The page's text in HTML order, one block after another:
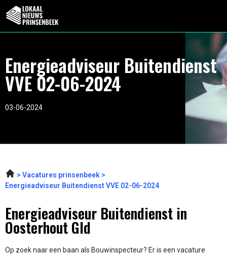
Energieadviseur Buitendienst
VVE 02-06-2024
03-06-2024
Vacatures prinsenbeek
Energieadviseur Buitendienst VVE 02-06-2024
Energieadviseur Buitendienst in
Oosterhout Gld
Op zoek naar een baan als Bouwinspecteur? Er is een vacature